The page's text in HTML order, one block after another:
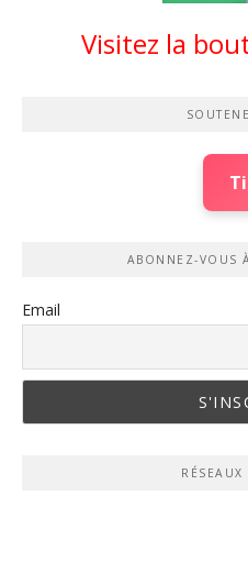
Visitez la
ABONNEZ-VOUS
Email